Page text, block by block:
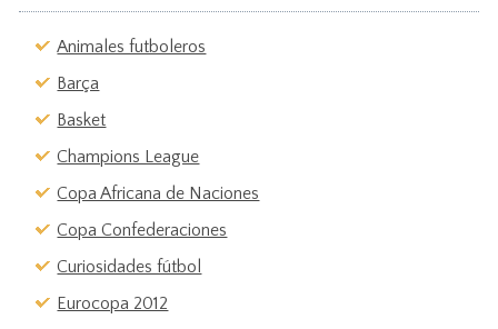
Animales futboleros
Barça
Basket
Champions League
Copa Africana de Naciones
Copa Confederaciones
Curiosidades fútbol
Eurocopa 2012